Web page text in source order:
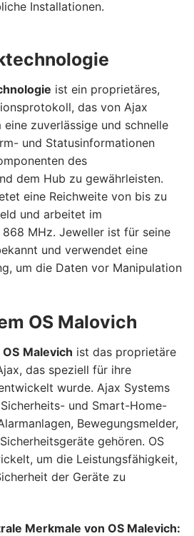
Installationen.
ist ein proprietäres,
das von Ajax
zuverlässige und schnelle
und Statusinformationen
des
dem Hub zu gewährleisten.
eine Reichweite von bis zu
und arbeitet im
MHz. Jeweller ist für seine
und verwendet eine
um die Daten vor Manipulation
OS Malovich
OS Malevich ist das proprietäre
das speziell für ihre
wurde. Ajax Systems
und Smart-Home-
Bewegungsmelder,
gehören. OS
um die Leistungsfähigkeit,
der Geräte zu
Merkmale von OS Malevich: